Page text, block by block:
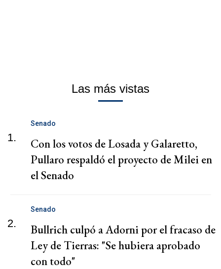
Las más vistas
1.
Senado
Con los votos de Losada y Galaretto,
Pullaro respaldó el proyecto de Milei en
el Senado
2.
Senado
Bullrich culpó a Adorni por el fracaso de
Ley de Tierras: "Se hubiera aprobado
con todo"